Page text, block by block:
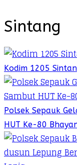
Sintang
Kodim 1205
Polsek Sepauk
HUT Ke-80